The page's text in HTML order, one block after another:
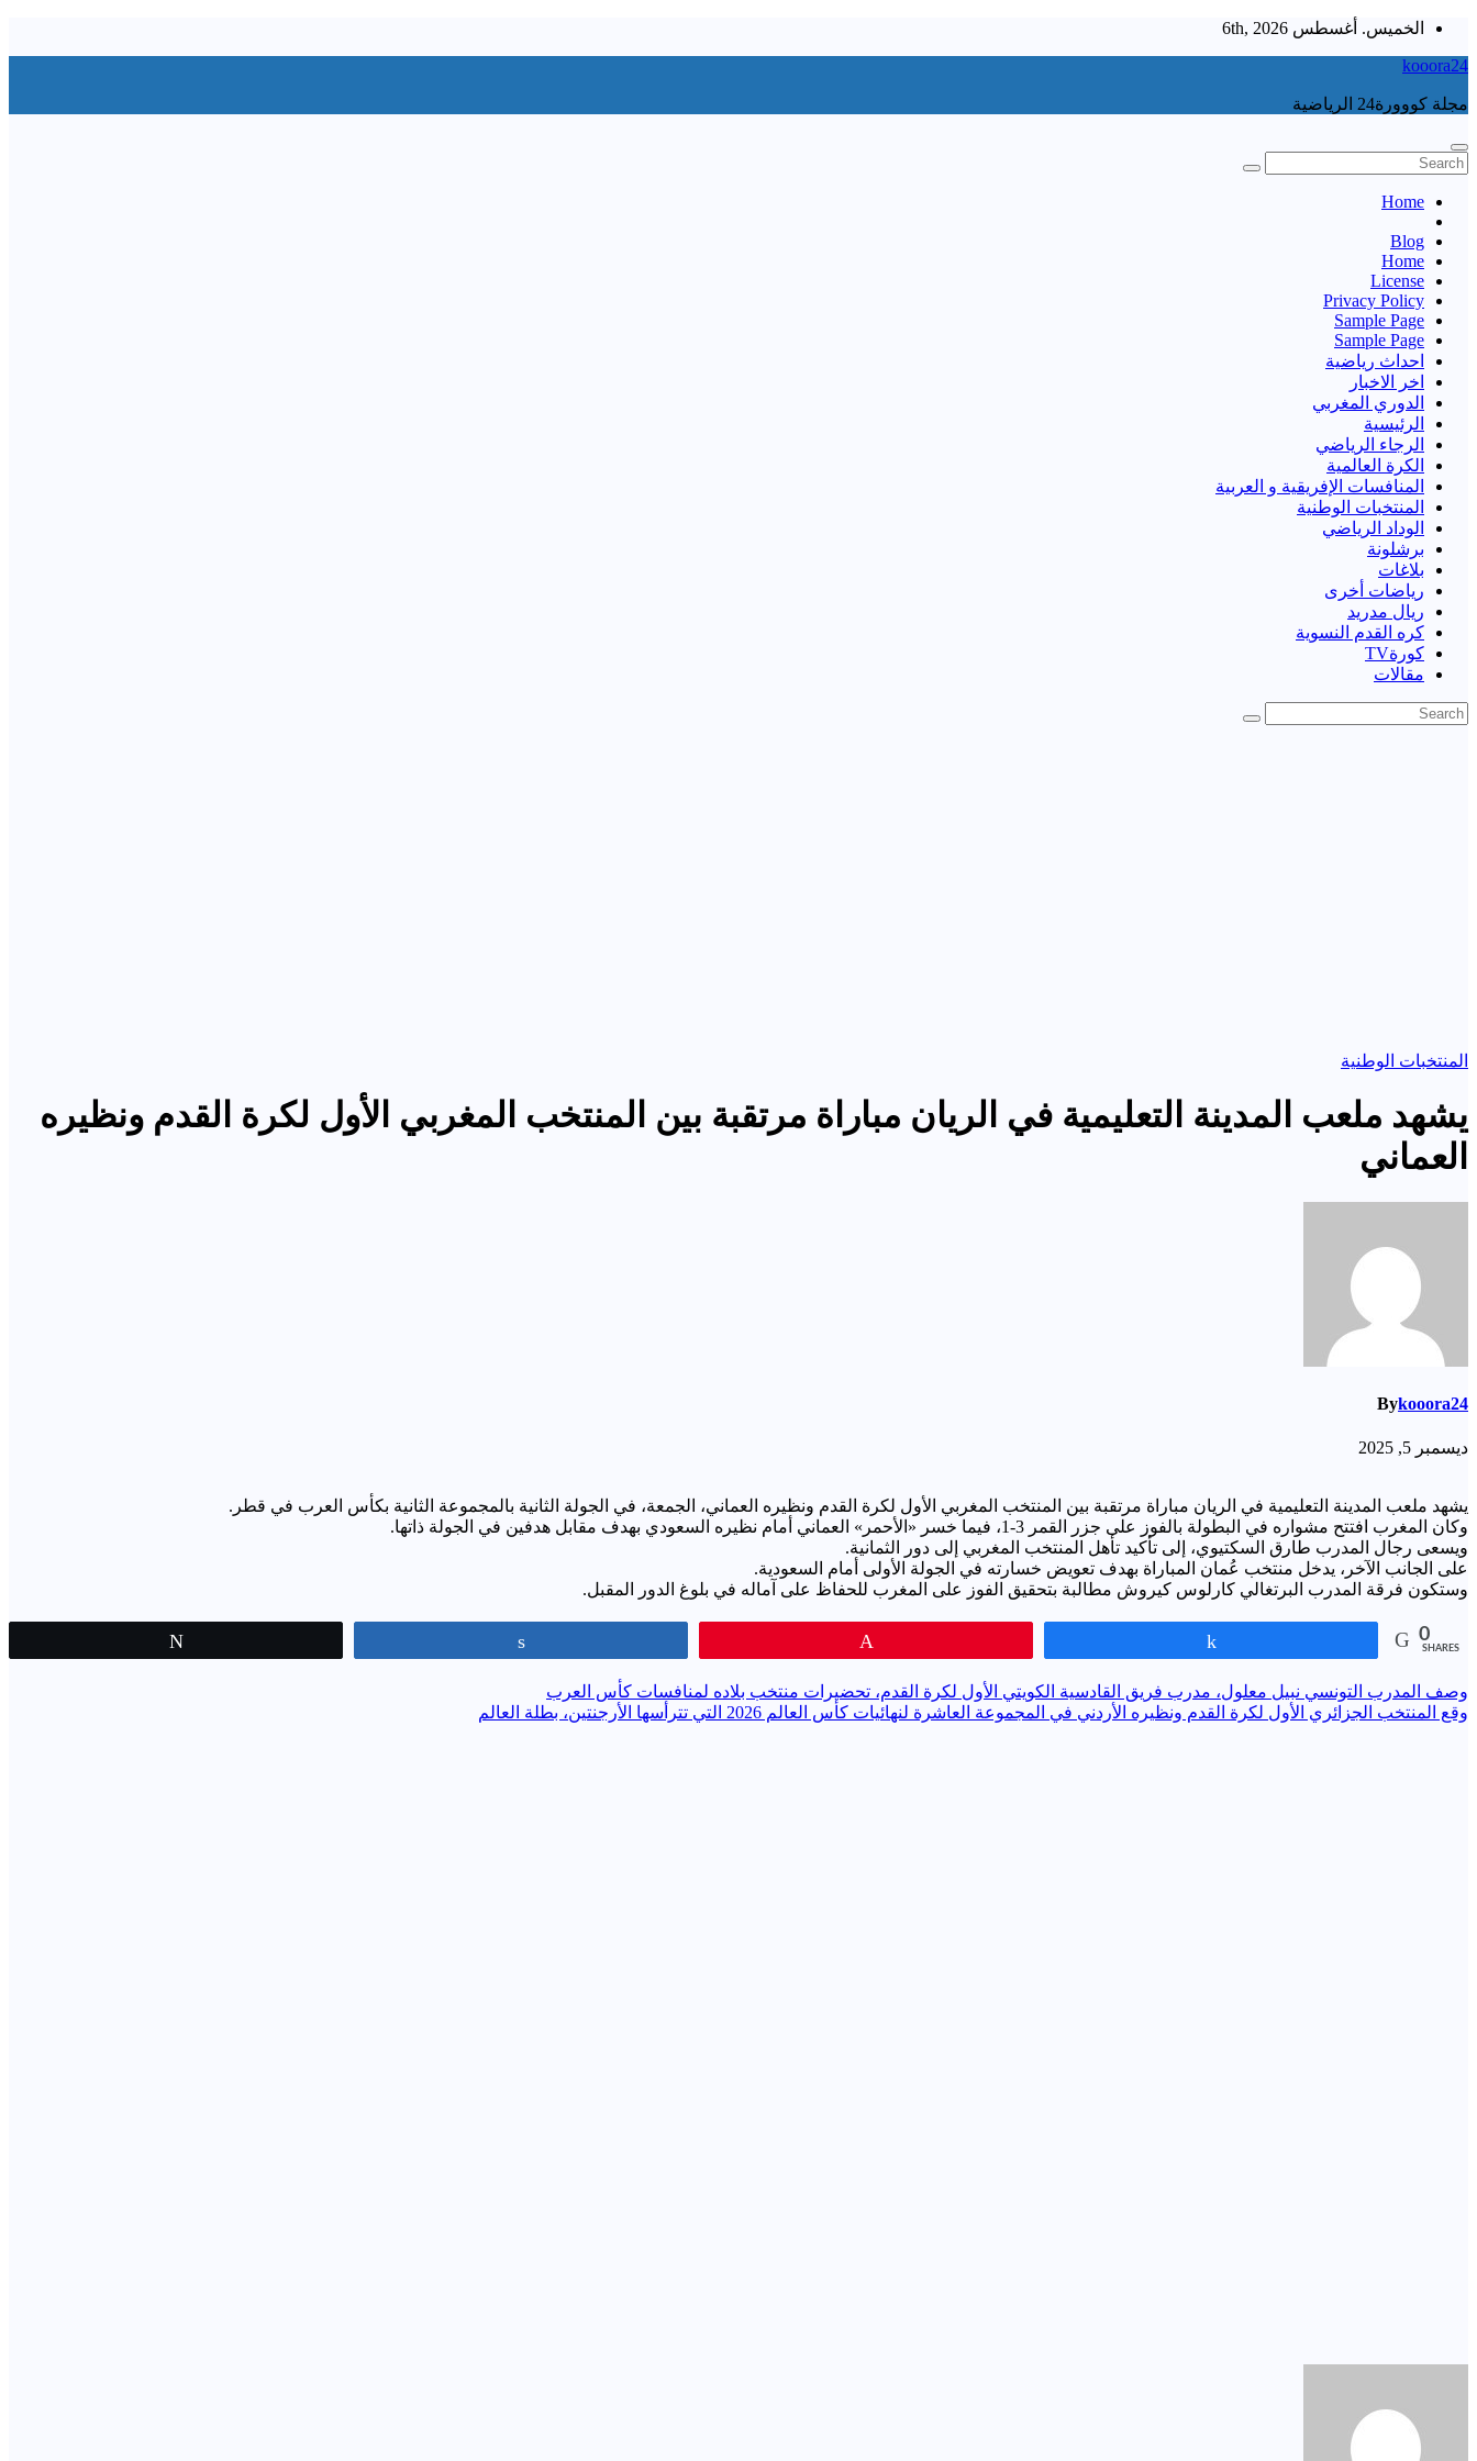
Skip
content
الخميس. أغسطس 6th, 2026
kooora24
مجلة كووورة24 الرياضية
Home
Blog
Home
License
Privacy Policy
Sample Page
Sample Page
احداث رياضية
اخر الاخبار
الدوري المغربي
الرئيسية
الرجاء الرياضي
الكرة العالمية
المنافسات الإفريقية و العربية
المنتخبات الوطنية
الوداد الرياضي
برشلونة
بلاغات
رياضات أخرى
ريال مدريد
كره القدم النسوية
كورةTV
مقالات
المنتخبات الوطنية
يشهد ملعب المدينة التعليمية في الريان مباراة مرتقبة بين المنتخب المغربي الأول لكرة القدم ونظيره
العماني
Bykooora24
ديسمبر 5, 2025
يشهد ملعب المدينة التعليمية في الريان مباراة مرتقبة بين المنتخب المغربي الأول لكرة القدم ونظيره العماني، الجمعة، في الجولة الثانية بالمجموعة الثانية بكأس العرب في قطر.
وكان المغرب افتتح مشواره في البطولة بالفوز على جزر القمر 3-1، فيما خسر «الأحمر» العماني أمام نظيره السعودي بهدف مقابل هدفين في الجولة ذاتها.
ويسعى رجال المدرب طارق السكتيوي، إلى تأكيد تأهل المنتخب المغربي إلى دور الثمانية.
على الجانب الآخر، يدخل منتخب عُمان المباراة بهدف تعويض خسارته في الجولة الأولى أمام السعودية.
وستكون فرقة المدرب البرتغالي كارلوس كيروش مطالبة بتحقيق الفوز على المغرب للحفاظ على آماله في بلوغ الدور المقبل.
0
SHARES
تصفّح
المقالات
وصف المدرب التونسي نبيل معلول، مدرب فريق القادسية الكويتي الأول لكرة القدم، تحضيرات منتخب بلاده لمنافسات كأس العرب
وقع المنتخب الجزائري الأول لكرة القدم ونظيره الأردني في المجموعة العاشرة لنهائيات كأس العالم 2026 التي تترأسها الأرجنتين، بطلة العالم